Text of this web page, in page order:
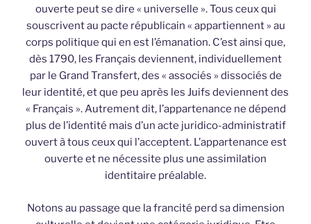
ouverte peut se dire « universelle ». Tous ceux qui
souscrivent au pacte républicain « appartiennent » au
corps politique qui en est l’émanation. C’est ainsi que,
dès 1790, les Français deviennent, individuellement
par le Grand Transfert, des « associés » dissociés de
leur identité, et que peu après les Juifs deviennent des
« Français ». Autrement dit, l’appartenance ne dépend
plus de l’identité mais d’un acte juridico-administratif
ouvert à tous ceux qui l’acceptent. L’appartenance est
ouverte et ne nécessite plus une assimilation
identitaire préalable.
Notons au passage que la francité perd sa dimension